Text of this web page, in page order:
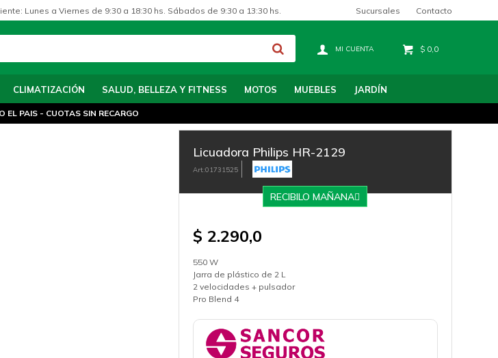
CLIMATIZACIÓN SALUD, BELLEZA Y FITNESS MOTOS MUEBLES JARDÍN
$ 0,0
Lunes a Viernes de 9:30 a 18:30 hs. Sábados de 9:30 a 13:30 hs. Sucursales Contacto
EL PAIS - CUOTAS SIN RECARGO
Licuadora Philips HR-2129
01731525
RECIBILO MAÑANA
$ 2.290,0
550 W
Jarra de plástico de 2 L
2 velocidades + pulsador
Pro Blend 4